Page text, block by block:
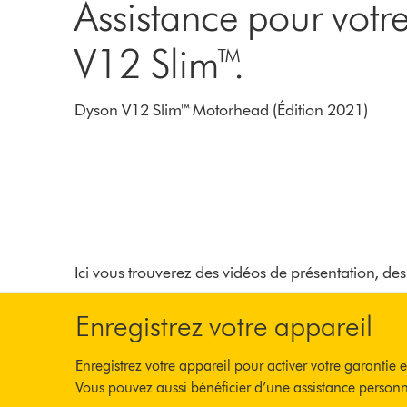
Assistance pour
V12 Slim™.
Dyson V12 Slim™ Motorhead (Édition 2021)
Ici vous trouverez des vidéos de présentation,
Enregistrez votre appareil
Enregistrez votre appareil pour activer votre
Vous pouvez aussi bénéficier d’une assistance